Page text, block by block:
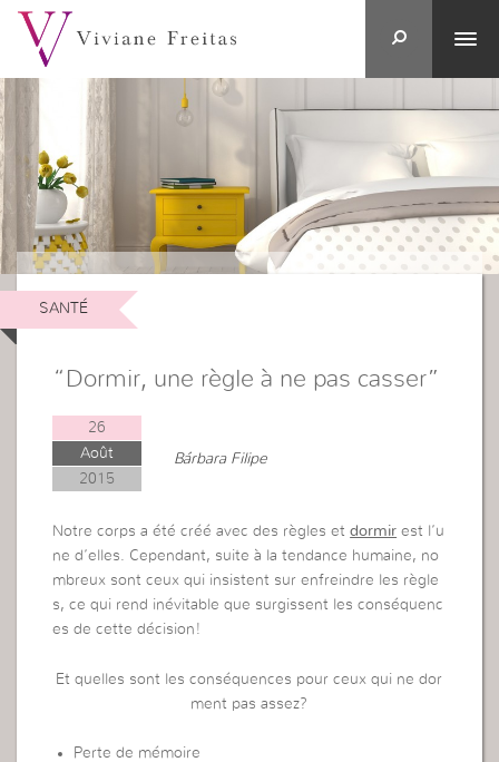
SANTÉ
“Dormir, une règle à ne pas casser”
26
Août
2015
Bárbara Filipe
Notre corps a été créé avec des règles etdormir est l’u
ne d’elles. Cependant, suite à la tendance humaine, no
mbreux sont ceux qui insistent sur enfreindre les règle
s, ce qui rend inévitable que surgissent les conséquenc
es de cette décision!
Et quelles sont les conséquences pour ceux qui ne dor
ment pas assez?
Perte de mémoire